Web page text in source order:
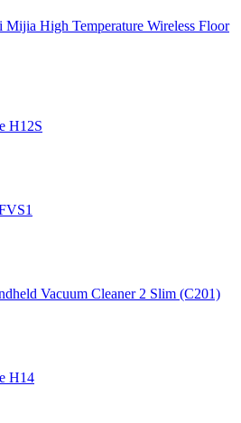
High Temperature Wireless Floor
H12S
Vacuum Cleaner 2 Slim (C201)
H14